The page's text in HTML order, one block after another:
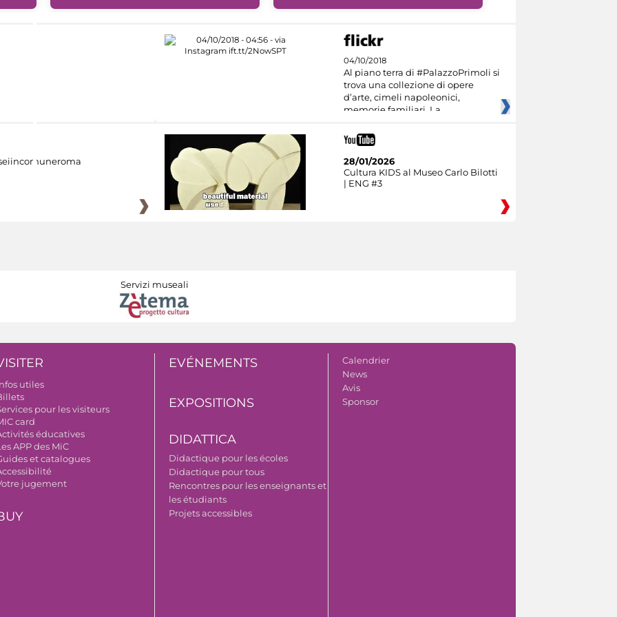
04/10/2018
Al piano terra di #PalazzoPrimoli si
trova una collezione di opere
d’arte, cimeli napoleonici,
memorie familiari. La
28/01/2026
Cultura KIDS al Museo Carlo Bilotti
| ENG #3
Servizi museali
utiles
pour les visiteurs
card
éducatives
APP des MiC
et catalogues
jugement
EVÉNEMENTS
EXPOSITIONS
DIDATTICA
Didactique pour les écoles
Didactique pour tous
Rencontres pour les enseignants et
les étudiants
Projets accessibles
Calendrier
News
Avis
Sponsor